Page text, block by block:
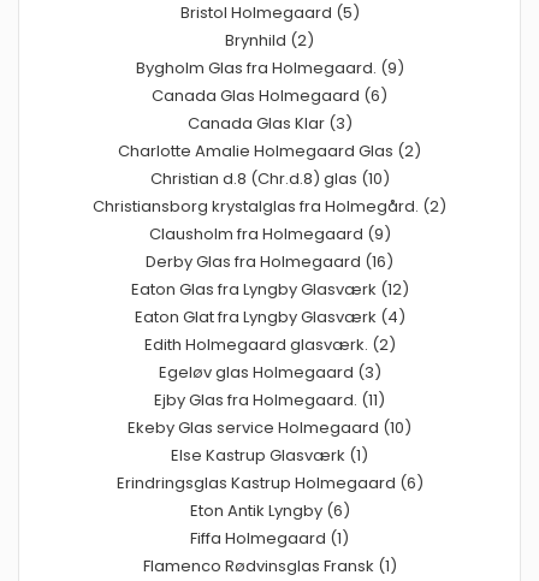
Bristol Holmegaard (5)
Brynhild (2)
Bygholm Glas fra Holmegaard. (9)
Canada Glas Holmegaard (6)
Canada Glas Klar (3)
Charlotte Amalie Holmegaard Glas (2)
Christian d.8 (Chr.d.8) glas (10)
Christiansborg krystalglas fra Holmegård. (2)
Clausholm fra Holmegaard (9)
Derby Glas fra Holmegaard (16)
Eaton Glas fra Lyngby Glasværk (12)
Eaton Glat fra Lyngby Glasværk (4)
Edith Holmegaard glasværk. (2)
Egeløv glas Holmegaard (3)
Ejby Glas fra Holmegaard. (11)
Ekeby Glas service Holmegaard (10)
Else Kastrup Glasværk (1)
Erindringsglas Kastrup Holmegaard (6)
Eton Antik Lyngby (6)
Fiffa Holmegaard (1)
Flamenco Rødvinsglas Fransk (1)